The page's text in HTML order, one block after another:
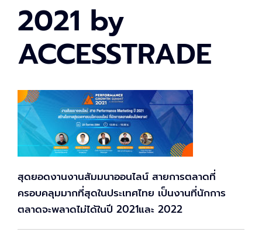
2021 by
ACCESSTRADE
สุดยอดงานงานสัมมนาออนไลน์ สายการตลาดที่
ครอบคลุมมากที่สุดในประเทศไทย เป็นงานที่นักการ
ตลาดจะพลาดไม่ได้ในปี 2021และ 2022